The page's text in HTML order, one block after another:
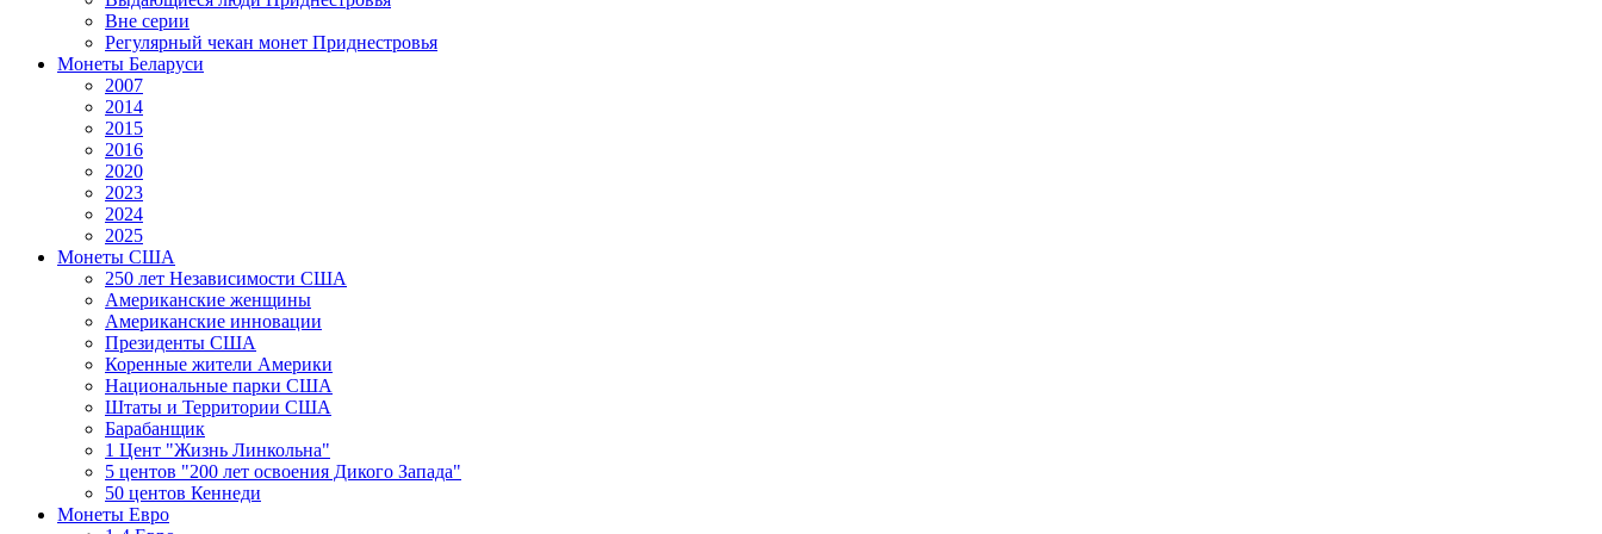
Вне серии
Регулярный чекан монет Приднестровья
Монеты Беларуси
2007
2014
2015
2016
2020
2023
2024
2025
Монеты США
250 лет Независимости США
Американские женщины
Американские инновации
Президенты США
Коренные жители Америки
Национальные парки США
Штаты и Территории США
Барабанщик
1 Цент "Жизнь Линкольна"
5 центов "200 лет освоения Дикого Запада"
50 центов Кеннеди
Монеты Евро